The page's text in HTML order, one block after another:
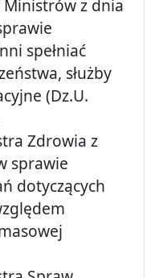
Ministrów z dnia
spełniać
służby
(Dz.U.
Zdrowia z
sprawie
dotyczących